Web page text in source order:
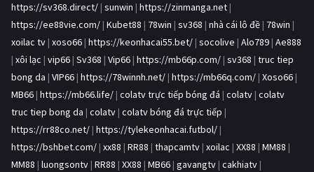
https://sv368.direct/ | sunwin | https://zinmanga.net |
https://ee88vie.com/ | Kubet88 | 78win | sv368 | nhà cái lô đề | 78win |
xoilac tv | xoso66 | https://keonhacai55.bet/ | socolive | Alo789 | Ae888
| xôi lạc | vip66 | Sv368 | Vip66 | https://mb66p.com/ | sv368 | truc tiep
bong da | VIP66 | https://78winnh.net/ | https://mb66q.com/ | Xoso66 |
MB66 | https://mb66.life/ | colatv trực tiếp bóng đá | colatv | colatv
truc tiep bong da | colatv | colatv bóng đá trực tiếp |
https://rr88co.net/ | https://tylekeonhacai.futbol/ |
https://bshbet.com/ | xx88 | RR88 | thapcamtv | xoilac | XX88 | MM88 |
MM88 | luongsontv | RR88 | XX88 | MB66 | gavangtv | cakhiatv |